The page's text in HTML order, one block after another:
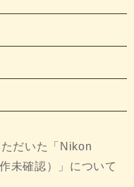
だいた「Nikon
未確認）」について